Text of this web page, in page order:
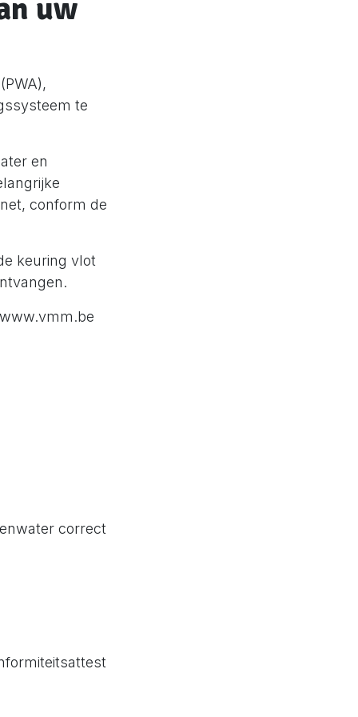
uw
te
en
conform de
keuring vlot
www.vmm.be
correct